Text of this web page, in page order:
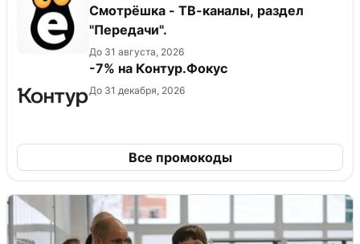
Смотрёшка - ТВ-каналы, раздел
"Передачи".
До 31 августа, 2026
-7% на Контур.Фокус
До 31 декабря, 2026
Все промокоды